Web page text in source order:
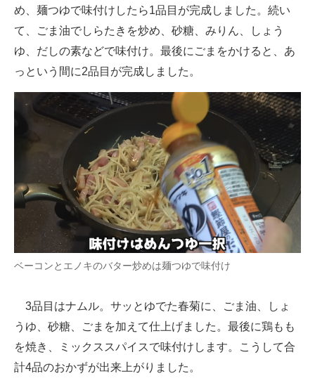
め、麺つゆで味付けしたら1品目が完成しました。続い
て、ごま油でしらたきを炒め、砂糖、みりん、しょう
ゆ、だしの素などで味付け。最後にごまをかけると、あ
っという間に2品目が完成しました。
ベーコンとエノキのバター炒めは麺つゆで味付け
3品目はナムル。サッとゆでた春菊に、ごま油、しょ
うゆ、砂糖、ごまを加えて仕上げました。最後に鶏もも
を焼き、ミックススパイスで味付けします。こうして合
計4品のおかずが出来上がりました。